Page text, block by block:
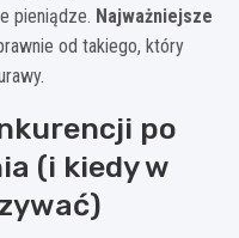
pieniądze. Najważniejsze
od takiego, który
po
(i kiedy w